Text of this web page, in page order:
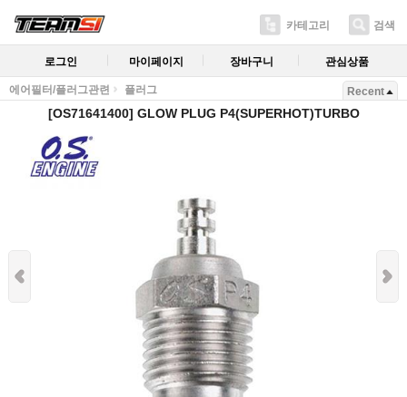
카테고리 검색
로그인 마이페이지 장바구니 관심상품
에어필터/플러그관련 플러그 Recent
[OS71641400] GLOW PLUG P4(SUPERHOT)TURBO